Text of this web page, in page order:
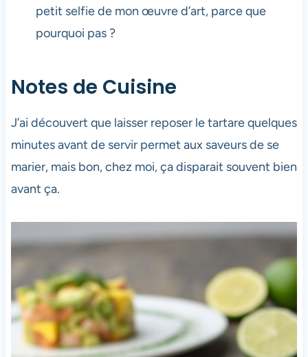
petit selfie de mon œuvre d’art, parce que
pourquoi pas ?
Notes de Cuisine
J’ai découvert que laisser reposer le tartare quelques
minutes avant de servir permet aux saveurs de se
marier, mais bon, chez moi, ça disparait souvent bien
avant ça.